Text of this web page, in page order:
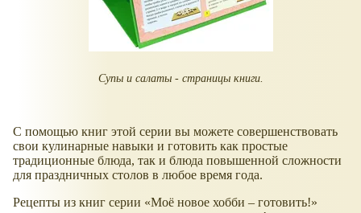
Супы и салаты - страницы книги.
С помощью книг этой серии вы можете совершенствовать
свои кулинарные навыки и готовить как простые
традиционные блюда, так и блюда повышенной сложности
для праздничных столов в любое время года.
Рецепты из книг серии
Моё новое хобби – готовить!